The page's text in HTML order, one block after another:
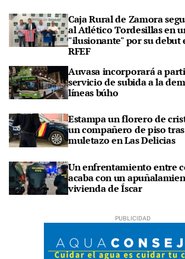
Caja Rural de Zamora
al Atlético Tordesillas en
"ilusionante" por su debut
RFEF
Auvasa incorporará a
servicio de subida a la
líneas búho
Estampa un florero de
un compañero de piso
muletazo en Las Delicias
Un enfrentamiento entre
acaba con un
vivienda de Íscar